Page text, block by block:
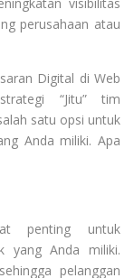
visibilitas
perusahaan atau
Digital di Web
“Jitu” tim
satu opsi untuk
Anda miliki. Apa
penting untuk
yang Anda miliki.
pelanggan